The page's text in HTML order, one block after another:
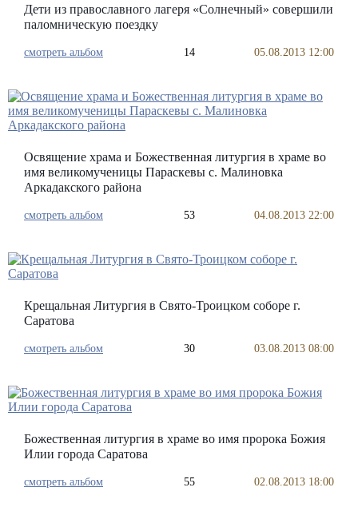
Дети из православного лагеря «Солнечный» совершили
паломническую поездку
смотреть альбом 14 05.08.2013 12:00
Освящение храма и Божественная литургия в храме во
имя великомученицы Параскевы с. Малиновка
Аркадакского района
смотреть альбом 53 04.08.2013 22:00
Крещальная Литургия в Свято-Троицком соборе г.
Саратова
смотреть альбом 30 03.08.2013 08:00
Божественная литургия в храме во имя пророка Божия
Илии города Саратова
смотреть альбом 55 02.08.2013 18:00